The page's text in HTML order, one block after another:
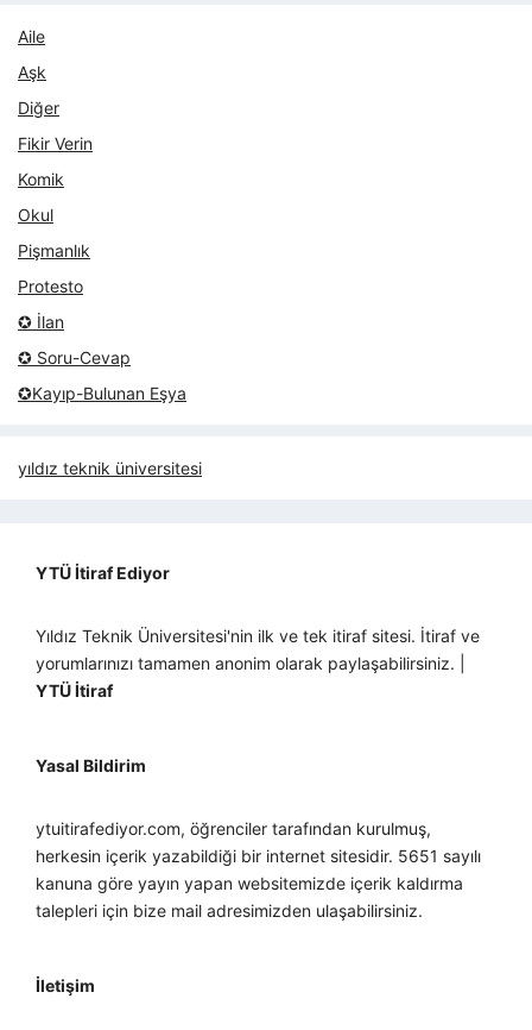
Aile
Aşk
Diğer
Fikir Verin
Komik
Okul
Pişmanlık
Protesto
✪ İlan
✪ Soru-Cevap
✪Kayıp-Bulunan Eşya
yıldız teknik üniversitesi
YTÜ İtiraf Ediyor
Yıldız Teknik Üniversitesi'nin ilk ve tek itiraf sitesi. İtiraf ve
yorumlarınızı tamamen anonim olarak paylaşabilirsiniz. |
YTÜ İtiraf
Yasal Bildirim
ytuitirafediyor.com, öğrenciler tarafından kurulmuş,
herkesin içerik yazabildiği bir internet sitesidir. 5651 sayılı
kanuna göre yayın yapan websitemizde içerik kaldırma
talepleri için bize mail adresimizden ulaşabilirsiniz.
İletişim